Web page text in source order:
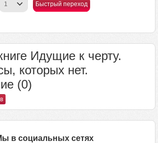
Быстрый переход
Идущие к черту.
которых нет.
(0)
в социальных сетях